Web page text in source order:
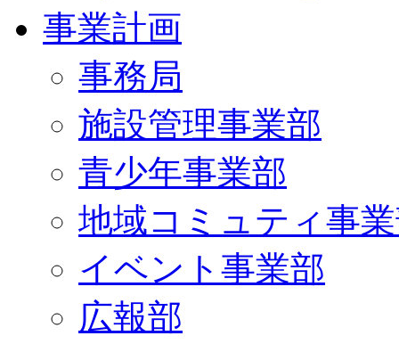
事業計画
事務局
施設管理事業部
青少年事業部
地域コミュティ事
イベント事業部
広報部